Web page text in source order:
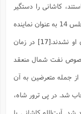
کاشانی را دستگیر
کند. مردم در واکنش به این بازداشت او را برای مجلس 14 به عنوان نماینده
نشدند.[17]
در زمان
نفت شمال منعقد
جمله متعرضین به آن
نمایندگی انتخاب شد. در پی ترور شاه،